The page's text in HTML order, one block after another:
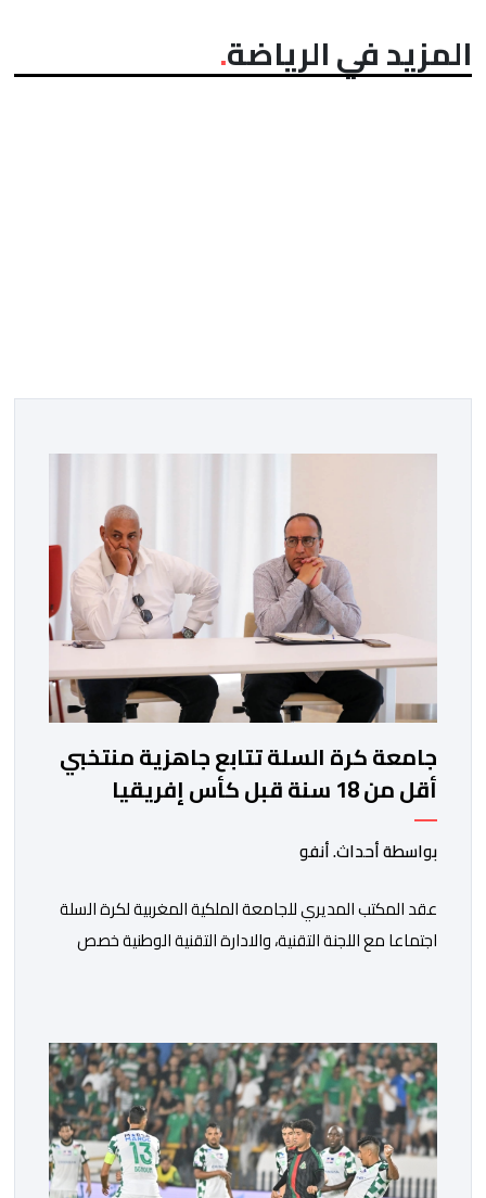
المزيد في الرياضة
جامعة كرة السلة تتابع جاهزية منتخبي
أقل من 18 سنة قبل كأس إفريقيا
بواسطة أحداث. أنفو
عقد المكتب المديري للجامعة الملكية المغربية لكرة السلة
اجتماعا مع اللجنة التقنية، والادارة التقنية الوطنية خصص
الفترة الأخيرة. وشهد الاجتماع تقديم عرض مفصل حول
مشاركة المنتخبين الوطنيين لأقل من 18 سنة، إناثا وذكورا،
من طرف اللجنة التقنية التي واكبت كل […]